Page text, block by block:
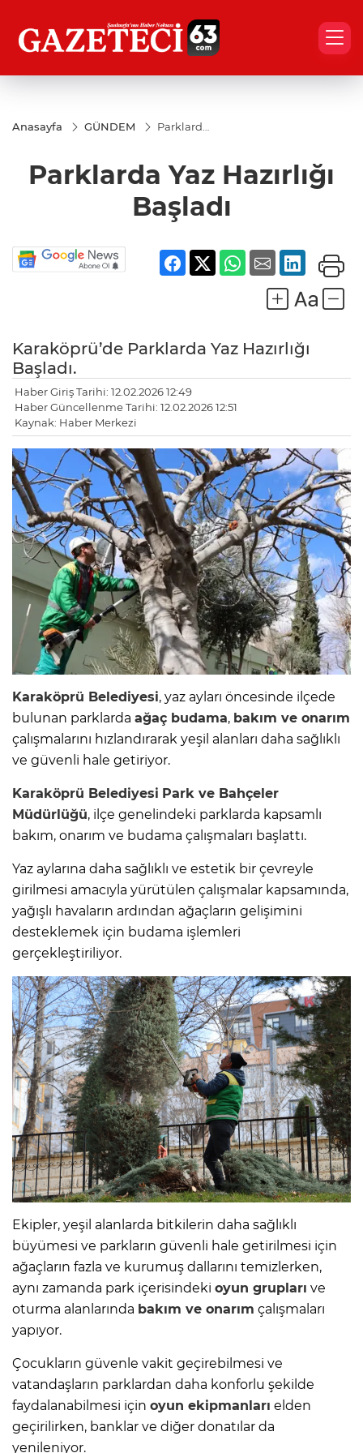
Anasayfa GÜNDEM
Parklarda
Başladı
Parklarda Yaz Hazırlığı
Başladı
Karaköprü’de Parklarda Yaz Hazırlığı
Başladı.
Haber Giriş Tarihi: 12.02.2026 12:49
Haber Güncellenme Tarihi: 12.02.2026 12:51
Kaynak: Haber Merkezi
Karaköprü Belediyesi, yaz ayları öncesinde ilçede
bulunan parklarda ağaç budama, bakım ve onarım
çalışmalarını hızlandırarak yeşil alanları daha sağlıklı
ve güvenli hale getiriyor.
Karaköprü Belediyesi Park ve Bahçeler
Müdürlüğü, ilçe genelindeki parklarda kapsamlı
bakım, onarım ve budama çalışmaları başlattı.
Yaz aylarına daha sağlıklı ve estetik bir çevreyle
girilmesi amacıyla yürütülen çalışmalar kapsamında,
yağışlı havaların ardından ağaçların gelişimini
desteklemek için budama işlemleri
gerçekleştiriliyor.
Ekipler, yeşil alanlarda bitkilerin daha sağlıklı
büyümesi ve parkların güvenli hale getirilmesi için
ağaçların fazla ve kurumuş dallarını temizlerken,
aynı zamanda park içerisindeki oyun grupları ve
oturma alanlarında bakım ve onarım çalışmaları
yapıyor.
Çocukların güvenle vakit geçirebilmesi ve
vatandaşların parklardan daha konforlu şekilde
faydalanabilmesi için oyun ekipmanları elden
geçirilirken, banklar ve diğer donatılar da
yenileniyor.